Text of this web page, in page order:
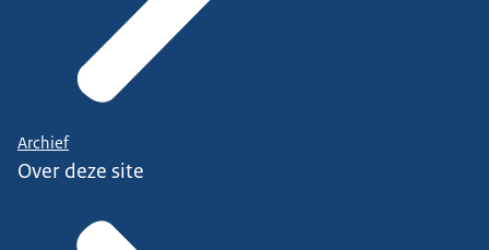
Archief
Over deze site